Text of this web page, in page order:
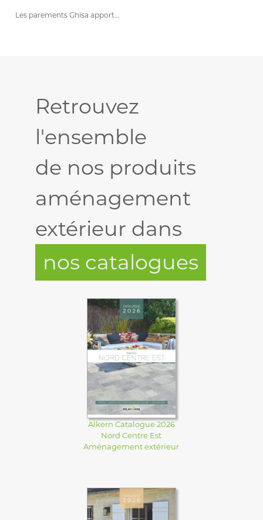
Les parements Ghisa apportent un…
Alkern Catalogue 2026
Nord Centre Est
Aménagement extérieur
Retrouvez
l'ensemble
de nos produits
aménagement
extérieur dans
nos catalogues